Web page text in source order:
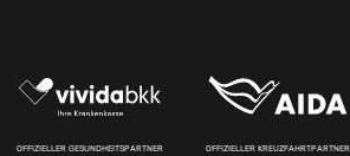
OFFIZIELLER GESUNDHEITSPARTNER OFFIZIELLER KREUZFAHRTPARTNER